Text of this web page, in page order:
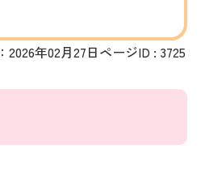
2026年02月27日ページID : 3725